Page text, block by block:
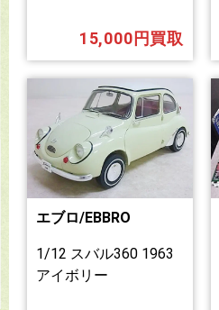
15,000円買取
エブロ/EBBRO
1/12 スバル360 1963
アイボリー